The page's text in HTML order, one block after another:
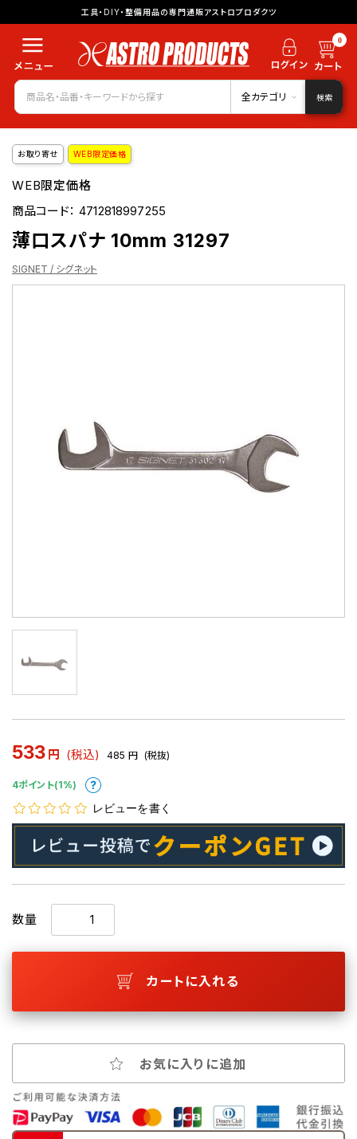
工具・DIY・整備用品の専門通販アストロプロダクツ
0
全カテゴリ 検索
お取り寄せ WEB限定価格
WEB限定価格
商品コード：4712818997255
薄口スパナ 10mm 31297
SIGNET / シグネット
533 円 (税込) 485 円 (税抜)
4ポイント(1%)
レビューを書く
数量
カートに入れる
お気に入りに追加